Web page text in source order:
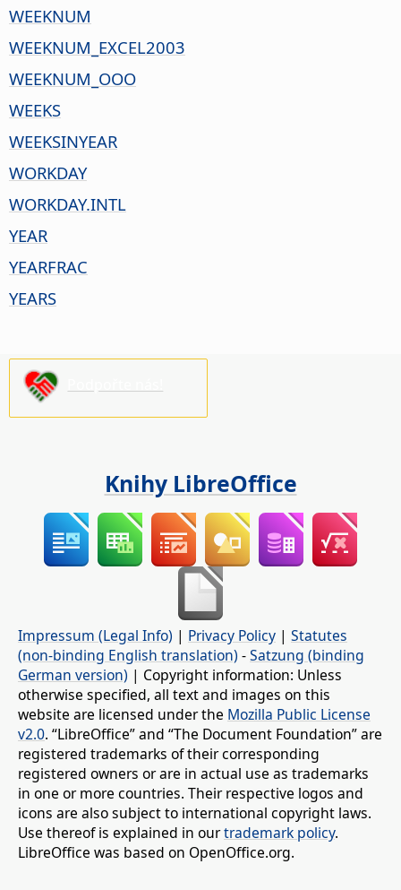
WEEKNUM
WEEKNUM_EXCEL2003
WEEKNUM_OOO
WEEKS
WEEKSINYEAR
WORKDAY
WORKDAY.INTL
YEAR
YEARFRAC
YEARS
Knihy LibreOffice
Impressum (Legal Info) | Privacy Policy | Statutes
(non-binding English translation) -Satzung (binding
German version) | Copyright information: Unless
otherwise specified, all text and images on this
website are licensed under the Mozilla Public License
v2.0. “LibreOffice” and “The Document Foundation” are
registered trademarks of their corresponding
registered owners or are in actual use as trademarks
in one or more countries. Their respective logos and
icons are also subject to international copyright laws.
Use thereof is explained in ourtrademark policy.
LibreOffice was based on OpenOffice.org.